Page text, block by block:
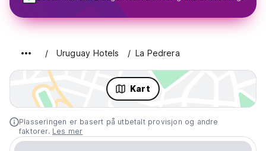
Uruguay Hotels La Pedrera
Kart
Plasseringen er basert på utbetalt provisjon og andre
faktorer. Les mer